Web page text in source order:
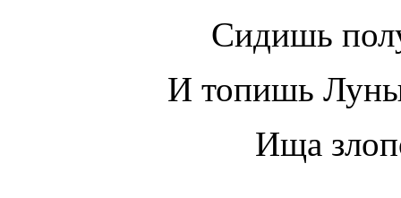
Сидишь
И топишь Луны
Ища